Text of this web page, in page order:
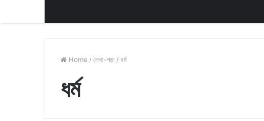
Home / লেখা-পড়া / ধর্ম
ধর্ম